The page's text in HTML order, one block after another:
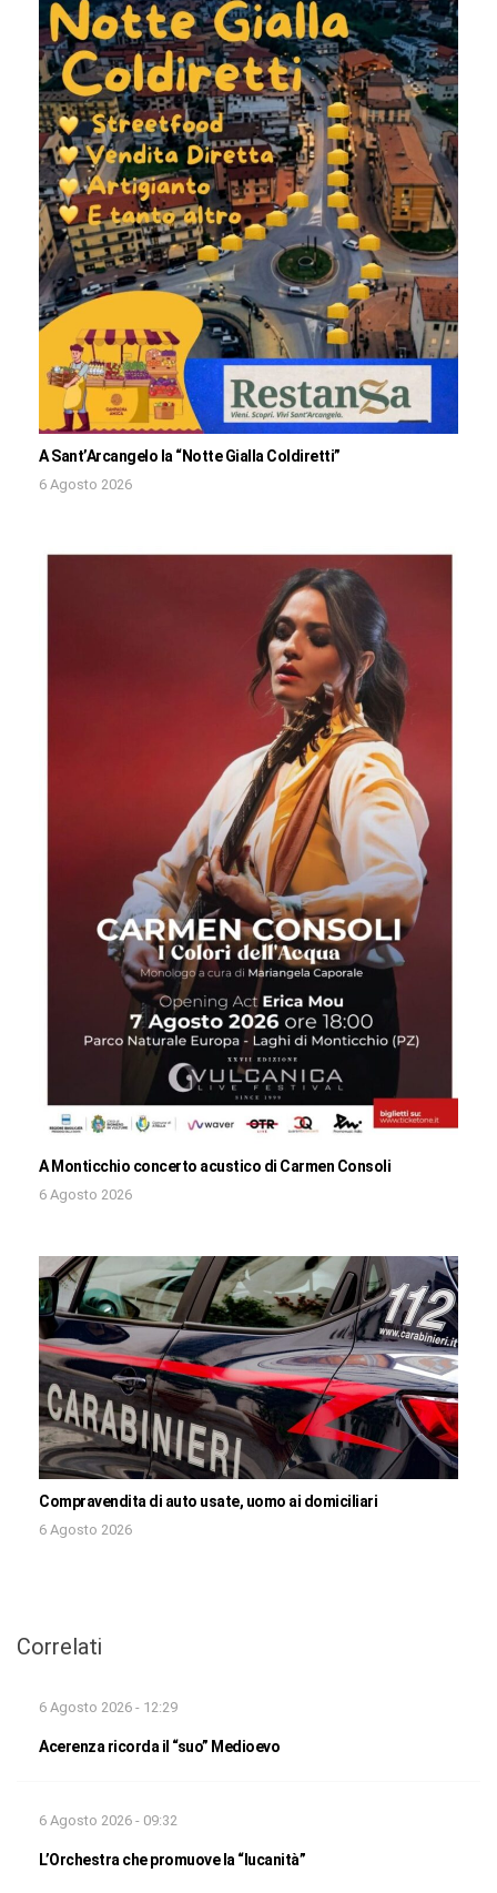
A Sant’Arcangelo la “Notte Gialla Coldiretti”
6 Agosto 2026
A Monticchio concerto acustico di Carmen Consoli
6 Agosto 2026
Compravendita di auto usate, uomo ai domiciliari
6 Agosto 2026
Correlati
6 Agosto 2026 - 12:29
Acerenza ricorda il “suo” Medioevo
6 Agosto 2026 - 09:32
L’Orchestra che promuove la “lucanità”